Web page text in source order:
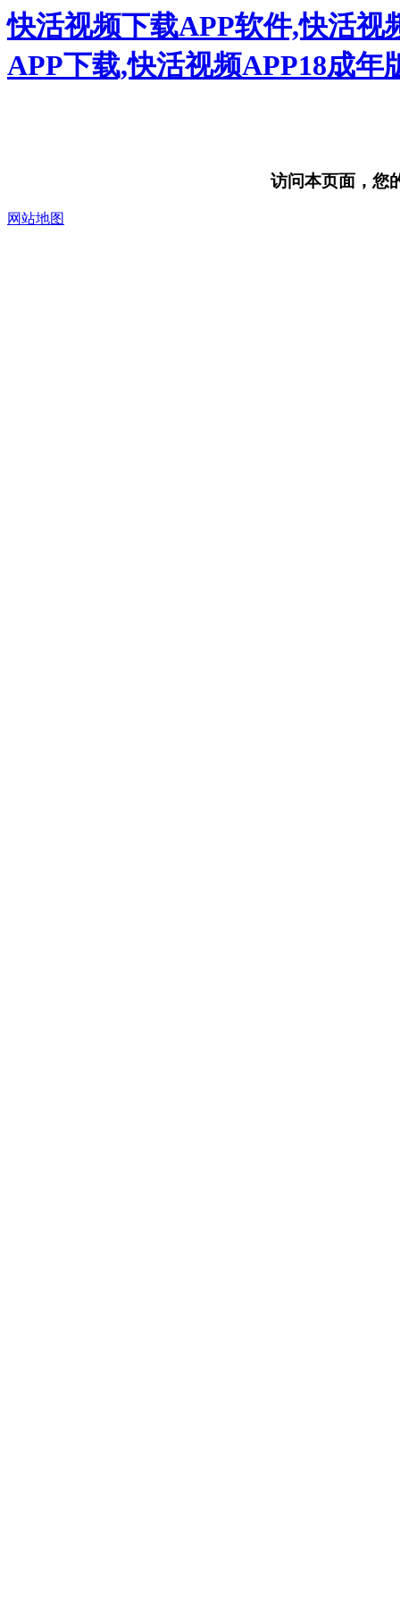
快活视频下载APP软件,快活视
APP下载,快活视频APP18成年
访问本页面，您
网站地图